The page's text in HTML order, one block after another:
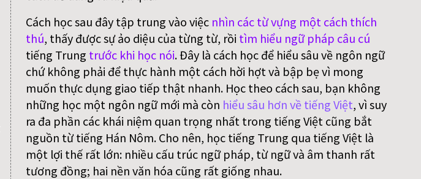
Cách học sau đây tập trung vào việc nhìn các từ vựng một cách thích
thú, thấy được sự ảo diệu của từng từ, rồi tìm hiểu ngữ pháp câu cú
tiếng Trung trước khi học nói. Đây là cách học để hiểu sâu về ngôn ngữ
chứ không phải để thực hành một cách hời hợt và bập bẹ vì mong
muốn thực dụng giao tiếp thật nhanh. Học theo cách sau, bạn không
những học một ngôn ngữ mới mà còn hiểu sâu hơn về tiếng Việt, vì suy
ra đa phần các khái niệm quan trọng nhất trong tiếng Việt cũng bắt
nguồn từ tiếng Hán Nôm. Cho nên, học tiếng Trung qua tiếng Việt là
một lợi thế rất lớn: nhiều cấu trúc ngữ pháp, từ ngữ và âm thanh rất
tương đồng; hai nền văn hóa cũng rất giống nhau.